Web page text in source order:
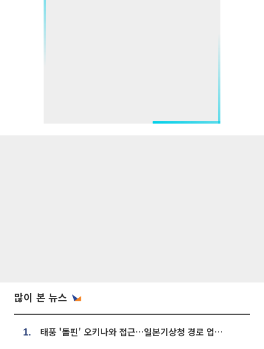
많이 본 뉴스
1. 태풍 '돌핀' 오키나와 접근…일본기상청 경로 업데이트